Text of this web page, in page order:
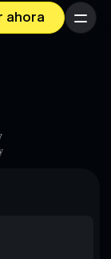
ahora Menú